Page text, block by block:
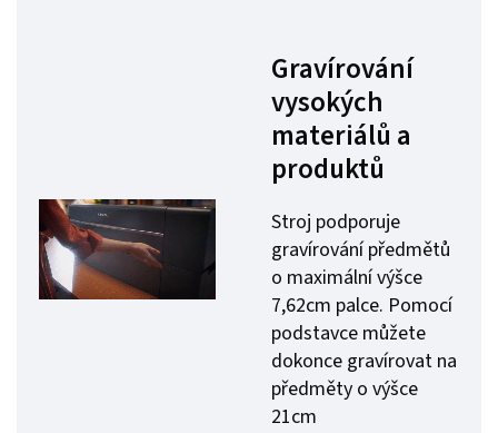
Gravírování
vysokých
materiálů a
produktů
Stroj podporuje
gravírování předmětů
o maximální výšce
7,62cm palce. Pomocí
podstavce můžete
dokonce gravírovat na
předměty o výšce
21cm